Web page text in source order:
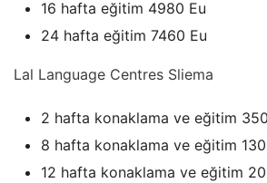
16 hafta eğitim 4980 Eu
24 hafta eğitim 7460 Eu
Lal Language Centres Sliema
2 hafta konaklama ve eğitim
8 hafta konaklama ve eğitim
12 hafta konaklama ve eğitim